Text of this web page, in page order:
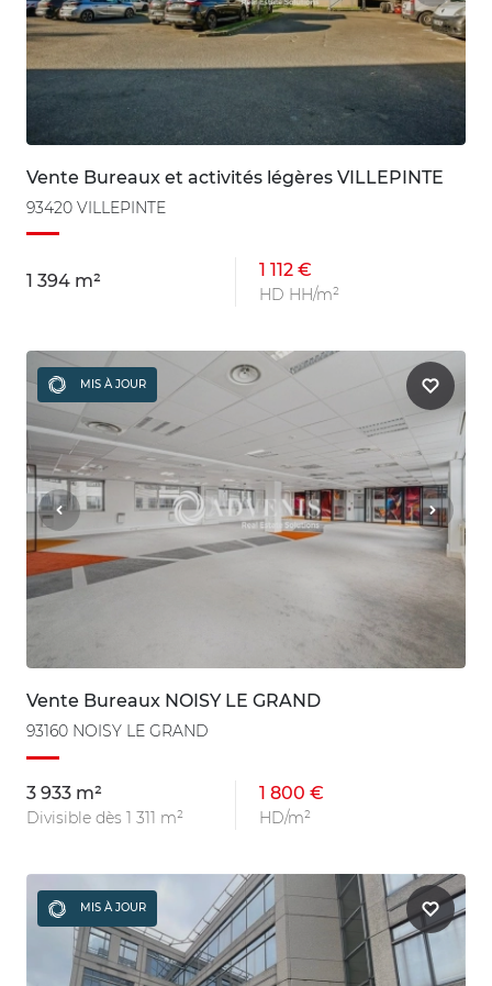
Vente Bureaux et activités légères VILLEPINTE
93420 VILLEPINTE
1 394 m²
1 112 €
HD HH/m²
MIS À JOUR
Vente Bureaux NOISY LE GRAND
93160 NOISY LE GRAND
3 933 m²
Divisible dès 1 311 m²
1 800 €
HD/m²
MIS À JOUR